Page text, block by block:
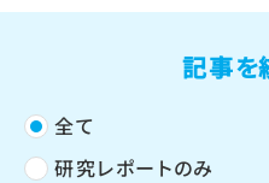
記事を
全て
研究レポートのみ